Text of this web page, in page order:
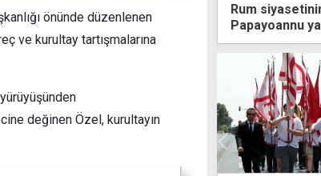
önünde düzenlenen
ve kurultay tartışmalarına
değinen Özel, kurultayın
Rum
Papayoannu